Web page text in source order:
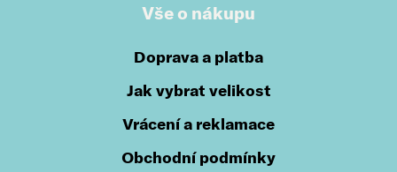
Vše o nákupu
Doprava a platba
Jak vybrat velikost
Vrácení a reklamace
Obchodní podmínky